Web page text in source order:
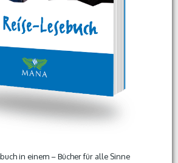
in einem – Bücher für alle Sinne